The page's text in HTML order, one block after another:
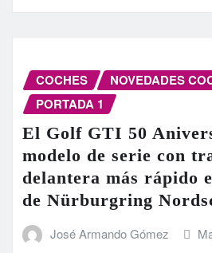
COCHES
NOVEDADES
PORTADA 1
El Golf GTI 50
modelo de serie con
delantera más rápido
de Nürburgring
José Armando Gómez